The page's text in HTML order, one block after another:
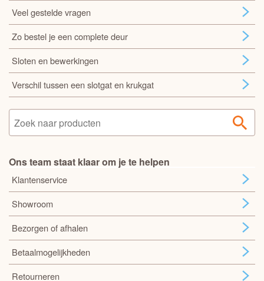
Veel gestelde vragen
Zo bestel je een complete deur
Sloten en bewerkingen
Verschil tussen een slotgat en krukgat
Ons team staat klaar om je te helpen
Klantenservice
Showroom
Bezorgen of afhalen
Betaalmogelijkheden
Retourneren